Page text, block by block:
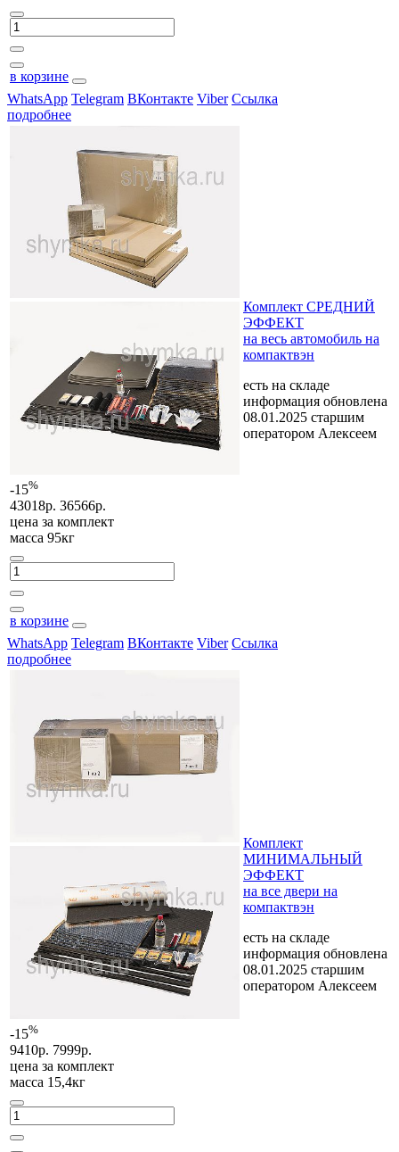
в корзине
WhatsApp Telegram ВКонтакте Viber Ссылка
подробнее
-15%
43018р. 36566р.
цена за комплект
масса 95кг
в корзине
Комплект СРЕДНИЙ
ЭФФЕКТ
на весь автомобиль на
компактвэн
есть на складе
информация обновлена
08.01.2025 старшим
оператором Алексеем
WhatsApp Telegram ВКонтакте Viber Ссылка
подробнее
-15%
9410р. 7999р.
цена за комплект
масса 15,4кг
Комплект
МИНИМАЛЬНЫЙ
ЭФФЕКТ
на все двери на
компактвэн
есть на складе
информация обновлена
08.01.2025 старшим
оператором Алексеем